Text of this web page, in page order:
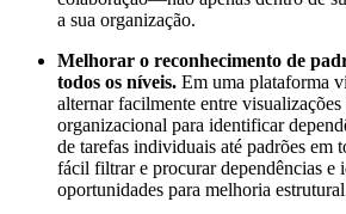
a sua organização.
Melhorar o reconhecimento de
todos os níveis. Em uma plataforma
alternar facilmente entre
organizacional para identificar
de tarefas individuais até padrões em
fácil filtrar e procurar dependências e
oportunidades para melhoria